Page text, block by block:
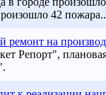
42
на
Репорт",